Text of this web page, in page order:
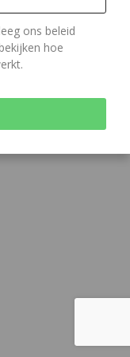
ons beleid
hoe